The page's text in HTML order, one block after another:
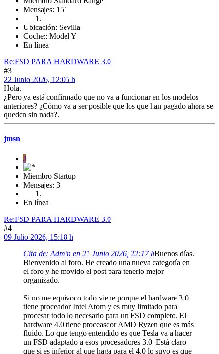
Mensajes: 151
Ubicación: Sevilla
Coche:: Model Y
En línea
Re:FSD PARA HARDWARE 3.0
#3
22 Junio 2026, 12:05 h
Hola.
¿Pero ya está confirmado que no va a funcionar en los modelos
anteriores? ¿Cómo va a ser posible que los que han pagado ahora se
queden sin nada?.
jmsn
J
Miembro Startup
Mensajes: 3
En línea
Re:FSD PARA HARDWARE 3.0
#4
09 Julio 2026, 15:18 h
Cita de: Admin en 21 Junio 2026, 22:17 hBuenos días.
Bienvenido al foro. He creado una nueva categoría en
el foro y he movido el post para tenerlo mejor
organizado.
Si no me equivoco todo viene porque el hardware 3.0
tiene proceador Intel Atom y es muy limitado para
procesar todo lo necesario para un FSD completo. El
hardware 4.0 tiene proceasdor AMD Ryzen que es más
fluido. Lo que tengo entendido es que Tesla va a hacer
un FSD adaptado a esos procesadores 3.0. Está claro
que si es inferior al que haga para el 4.0 lo suyo es que